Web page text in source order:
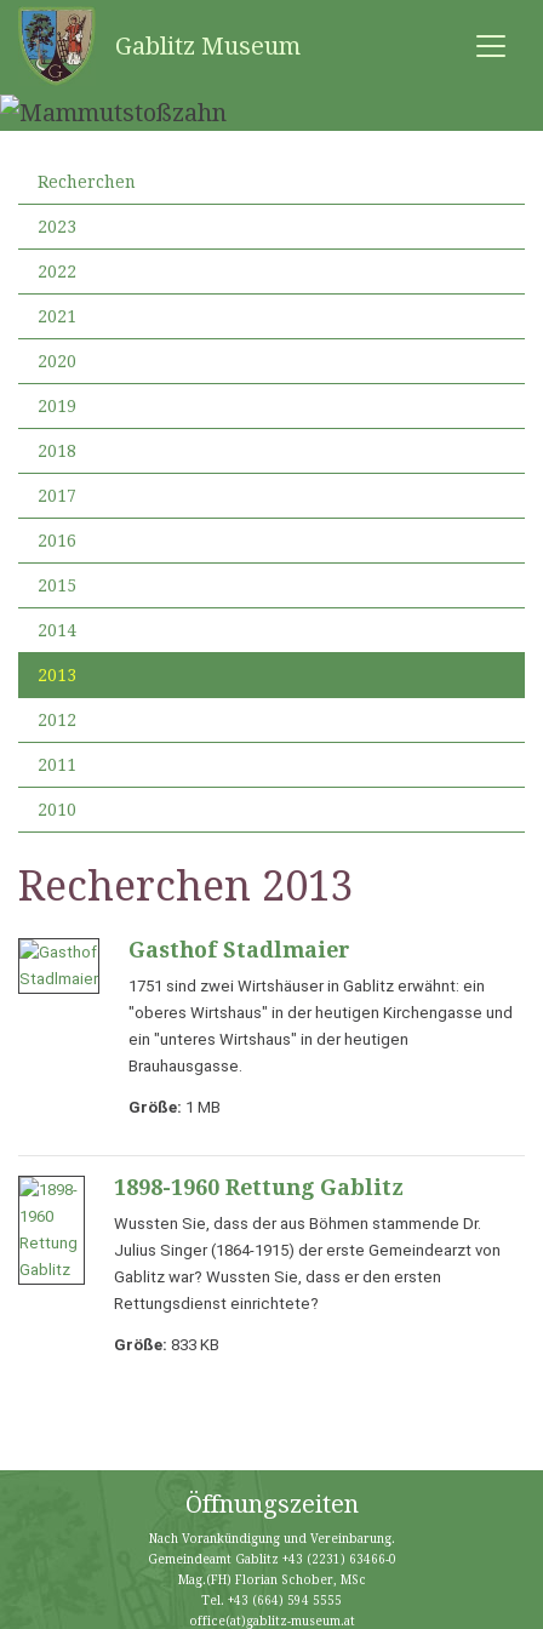
Gablitz Museum
Recherchen
2023
2022
2021
2020
2019
2018
2017
2016
2015
2014
2013
2012
2011
2010
Recherchen 2013
Gasthof Stadlmaier
1751 sind zwei Wirtshäuser in Gablitz erwähnt: ein
"oberes Wirtshaus" in der heutigen Kirchengasse und
ein "unteres Wirtshaus" in der heutigen
Brauhausgasse.
Größe: 1 MB
1898-1960 Rettung Gablitz
Wussten Sie, dass der aus Böhmen stammende Dr.
Julius Singer (1864-1915) der erste Gemeindearzt von
Gablitz war? Wussten Sie, dass er den ersten
Rettungsdienst einrichtete?
Größe: 833 KB
Öffnungszeiten
Nach Vorankündigung und Vereinbarung.
Gemeindeamt Gablitz +43 (2231) 63466-0
Mag.(FH) Florian Schober, MSc
Tel. +43 (664) 594 5555
office(at)gablitz-museum.at